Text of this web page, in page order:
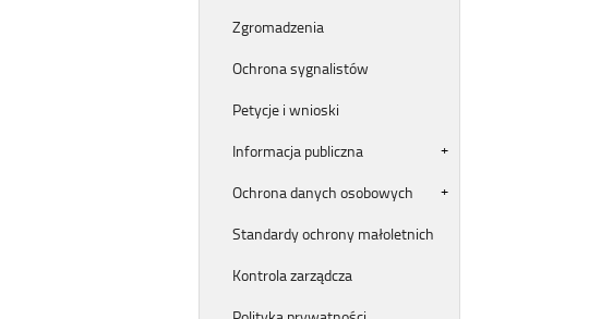
Zgromadzenia
Ochrona sygnalistów
Petycje i wnioski
Informacja publiczna
Ochrona danych osobowych
Standardy ochrony małoletnich
Kontrola zarządcza